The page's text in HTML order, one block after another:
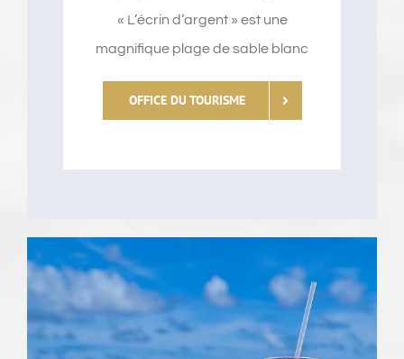
« L’écrin d’argent » est une
magnifique plage de sable blanc
OFFICE DU TOURISME